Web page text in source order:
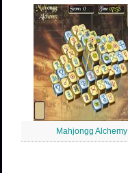
Mahjongg Alchemy